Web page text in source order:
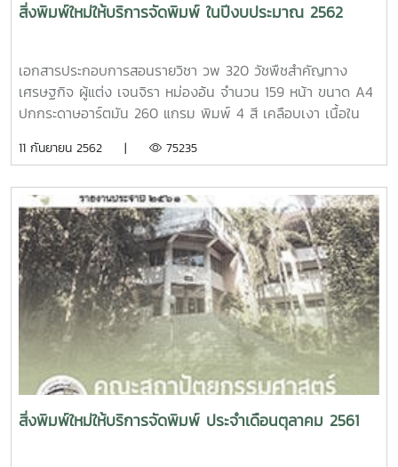
สิ่งพิมพ์ใหม่ให้บริการจัดพิมพ์ ในปีงบประมาณ 2562
เอกสารประกอบการสอนรายวิชา วพ 320 วัชพืชสำคัญทาง
เศรษฐกิจ ผู้แต่ง เจนจิรา หม่องอ้น จำนวน 159 หน้า ขนาด A4
ปกกระดาษอาร์ตมัน 260 แกรม พิมพ์ 4 สี เคลือบเงา เนื้อใน
ออกแบบเทคโนโลยีและระบบพลังงานทดแทนด้านความร้อน ผู้
อาร์ตมัน 260 แกรม พิมพ์ 4 สี เคลือบเงา เนื้อในกระดาษปอนด์
70 แกรม พิมพ์ 1 สี เข้าเล่มไสกาวบทคัดย่อ สัมมนาวิชาการ
ลาว-ไทย ครั้งที่ 1 ประจำปี 2562 ผู้แต่ง มหาวิทยาลัยสุภานุวงส์
ร่วมกับ มหาวิทยาลัยแม่โจ้ จำนวน 98 หน้า ขนาด A4 ปก
กระดาษอาร์ตมัน 260 แกรม พิมพ์ 4 สี เคลือบเงา เนื้อใน
กระดาษปอนด์ 80 แกรม พิมพ์ 1 สี เข้าเล่มไสกาว
11 กันยายน 2562 | 75235
สิ่งพิมพ์ใหม่ให้บริการจัดพิมพ์ ประจำเดือนตุลาคม 2561